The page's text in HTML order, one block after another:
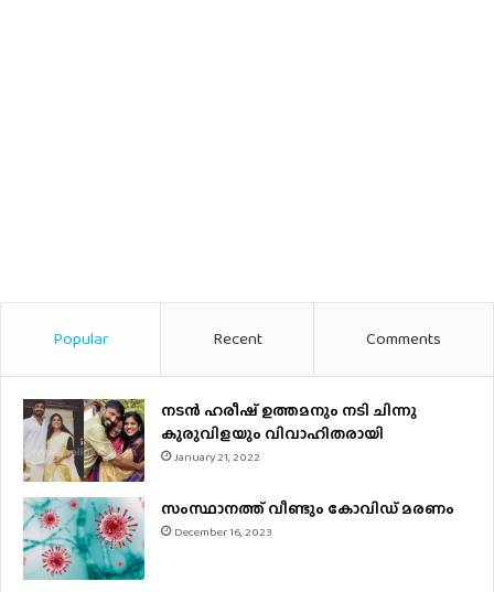
Popular Recent Comments
നടന്‍ ഹരീഷ് ഉത്തമനും നടി ചിന്നു
കുരുവിളയും വിവാഹിതരായി
January 21, 2022
സംസ്ഥാനത്ത് വീണ്ടും കോവിഡ് മരണം
December 16, 2023